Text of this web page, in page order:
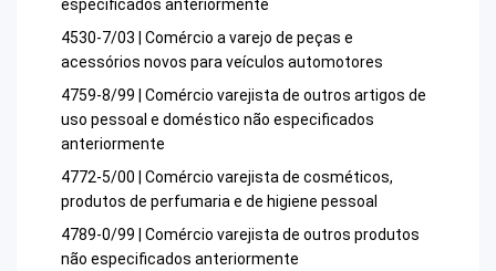
especificados anteriormente
4530-7/03 | Comércio a varejo de peças e
acessórios novos para veículos automotores
4759-8/99 | Comércio varejista de outros artigos de
uso pessoal e doméstico não especificados
anteriormente
4772-5/00 | Comércio varejista de cosméticos,
produtos de perfumaria e de higiene pessoal
4789-0/99 | Comércio varejista de outros produtos
não especificados anteriormente